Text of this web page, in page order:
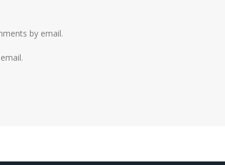
by email.